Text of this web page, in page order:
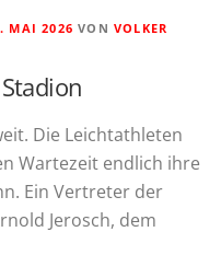
MAI 2026 VONVOLKER
Die Leichtathleten
Wartezeit endlich ihre
Ein Vertreter der
Jerosch, dem